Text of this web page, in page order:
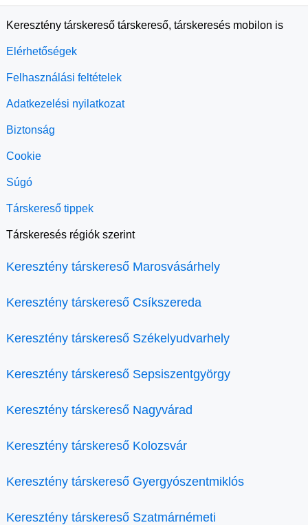
Keresztény társkereső társkereső, társkeresés mobilon is
Elérhetőségek
Felhasználási feltételek
Adatkezelési nyilatkozat
Biztonság
Cookie
Súgó
Társkereső tippek
Társkeresés régiók szerint
Keresztény társkereső Marosvásárhely
Keresztény társkereső Csíkszereda
Keresztény társkereső Székelyudvarhely
Keresztény társkereső Sepsiszentgyörgy
Keresztény társkereső Nagyvárad
Keresztény társkereső Kolozsvár
Keresztény társkereső Gyergyószentmiklós
Keresztény társkereső Szatmárnémeti